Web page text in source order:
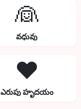
👰
వధువు
❤️
ఎరుపు హృదయం